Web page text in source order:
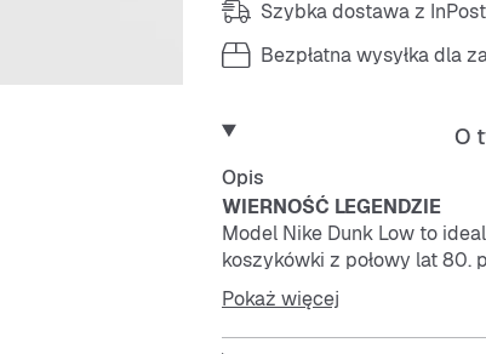
Szybka dostawa z
Bezpłatna wysyłka dla
O
Opis
WIERNOŚĆ LEGENDZIE
Model Nike Dunk Low to
koszykówki z połowy lat 80.
oryginalnej kolorystyce.
sprawią, że z pewnością
Pokaż więcej